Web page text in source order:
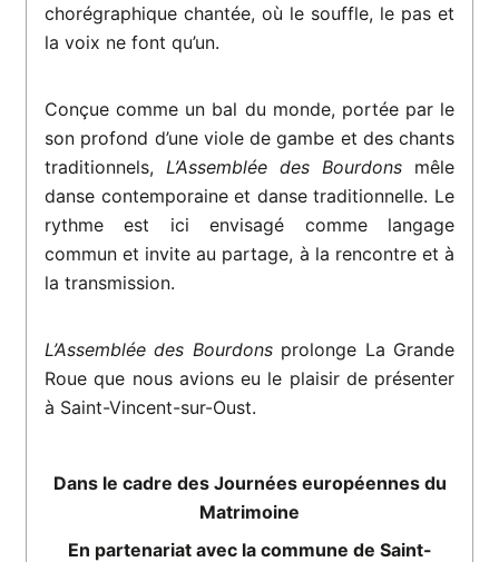
chorégraphique chantée, où le souffle, le pas et
la voix ne font qu’un.
Conçue comme un bal du monde, portée par le
son profond d’une viole de gambe et des chants
traditionnels, L’Assemblée des Bourdons mêle
danse contemporaine et danse traditionnelle. Le
rythme est ici envisagé comme langage
commun et invite au partage, à la rencontre et à
la transmission.
L’Assemblée des Bourdonsprolonge La Grande
Roue que nous avions eu le plaisir de présenter
à Saint-Vincent-sur-Oust.
Dans le cadre des Journées européennes du
Matrimoine
En partenariat avec la commune de Saint-